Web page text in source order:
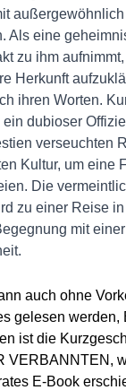
Als eine
zu ihm
Her­kunft
ihren Wor­ten.
dubio­ser
ver­seuch­ten
Kul­tur, um eine
Die
zu einer Rei­se
mit
auch ohne
gele­sen wer­den,
ist die
VERBANNTEN,
E‑Book